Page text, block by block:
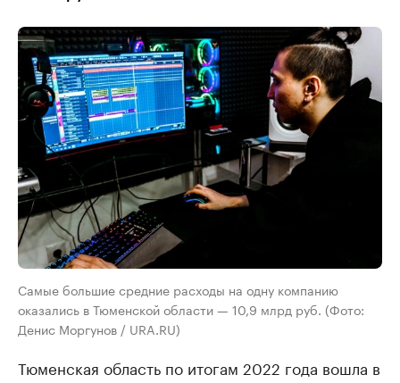
Самые большие средние расходы на одну компанию
оказались в Тюменской области — 10,9 млрд руб. (Фото:
Денис Моргунов / URA.RU)
Тюменская область по итогам 2022 года вошла в